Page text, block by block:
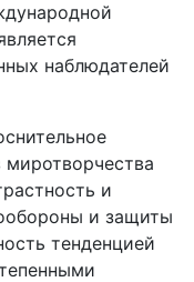
наблюдателей
и
и защиты
тенденцией